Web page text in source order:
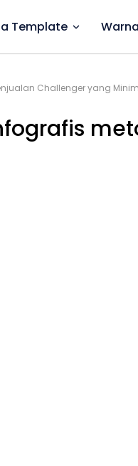
Template Warna
Challenger yang